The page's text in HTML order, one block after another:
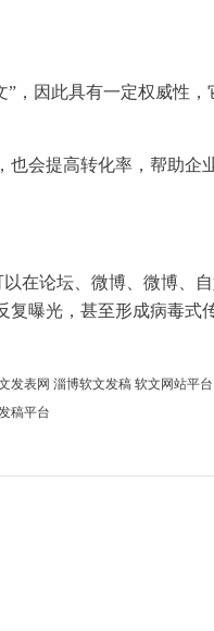
”，因此具有一定权威性，
也会提高转化率 ，帮助企
在论坛、微博、微博、 自
复曝光，甚至形成病毒式
发表网 淄博软文发稿 软文网站平台
稿平台